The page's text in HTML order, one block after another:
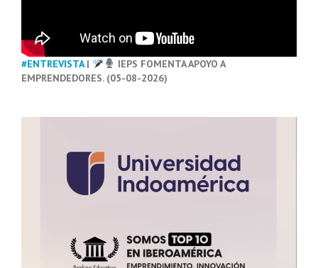
#ENTREVISTA|
IEPS FOMENTA APOYO A
EMPRENDEDORES. (05-08-2026)